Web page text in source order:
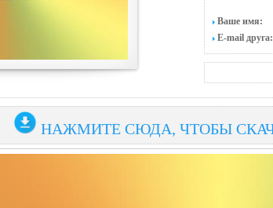
Ваше имя:
E-mail друга:
НАЖМИТЕ СЮДА, ЧТОБЫ